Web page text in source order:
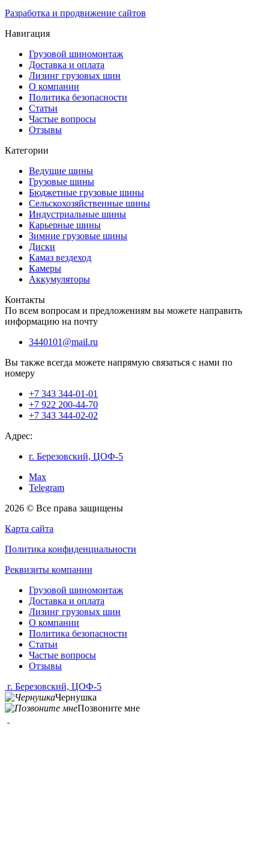
Разработка и продвижение сайтов
Навигация
Грузовой шиномонтаж
Доставка и оплата
Лизинг грузовых шин
О компании
Политика безопасности
Статьи
Частые вопросы
Отзывы
Категории
Ведущие шины
Грузовые шины
Бюджетные грузовые шины
Сельскохозяйственные шины
Индустриальные шины
Карьерные шины
Зимние грузовые шины
Диски
Камаз вездеход
Камеры
Аккумуляторы
Контакты
По всем вопросам и предложениям вы можете направить
информацию на почту
3440101@mail.ru
Вы также всегда можете напрямую связаться с нами по
номеру
+7 343 344-01-01
+7 922 200-44-70
+7 343 344-02-02
Адрес:
г. Березовский, ЦОФ-5
Max
Telegram
2026 © Все права защищены
Карта сайта
Политика конфиденциальности
Реквизиты компании
Грузовой шиномонтаж
Доставка и оплата
Лизинг грузовых шин
О компании
Политика безопасности
Статьи
Частые вопросы
Отзывы
г. Березовский, ЦОФ-5
Чернушка
Позвоните мне